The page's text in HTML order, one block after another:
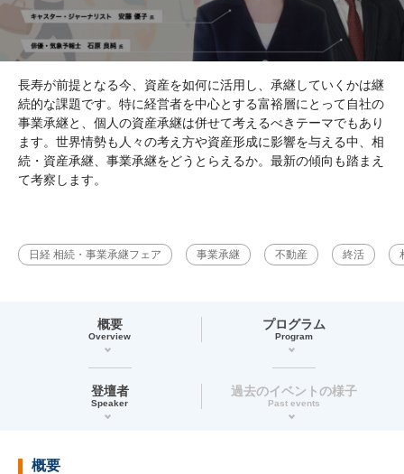
長寿が前提となる今、資産を如何に活用し、承継していくかは継
続的な課題です。特に経営者を中心とする富裕層にとって自社の
事業承継と、個人の資産承継は併せて考えるべきテーマでもあり
ます。世界情勢も人々の考え方や資産形成に影響を与える中、相
続・資産承継、事業承継をどうとらえるか。最新の傾向も踏まえ
て考察します。
日経 相続・事業承継フェア 事業承継 不動産 終活
概要
Overview
プログラム
Program
登壇者
Speaker
過去のイベントの様子
Past events
概要